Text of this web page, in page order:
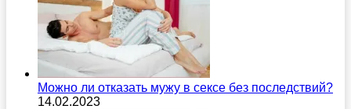
Можно ли отказать мужу в сексе без последствий?
14.02.2023